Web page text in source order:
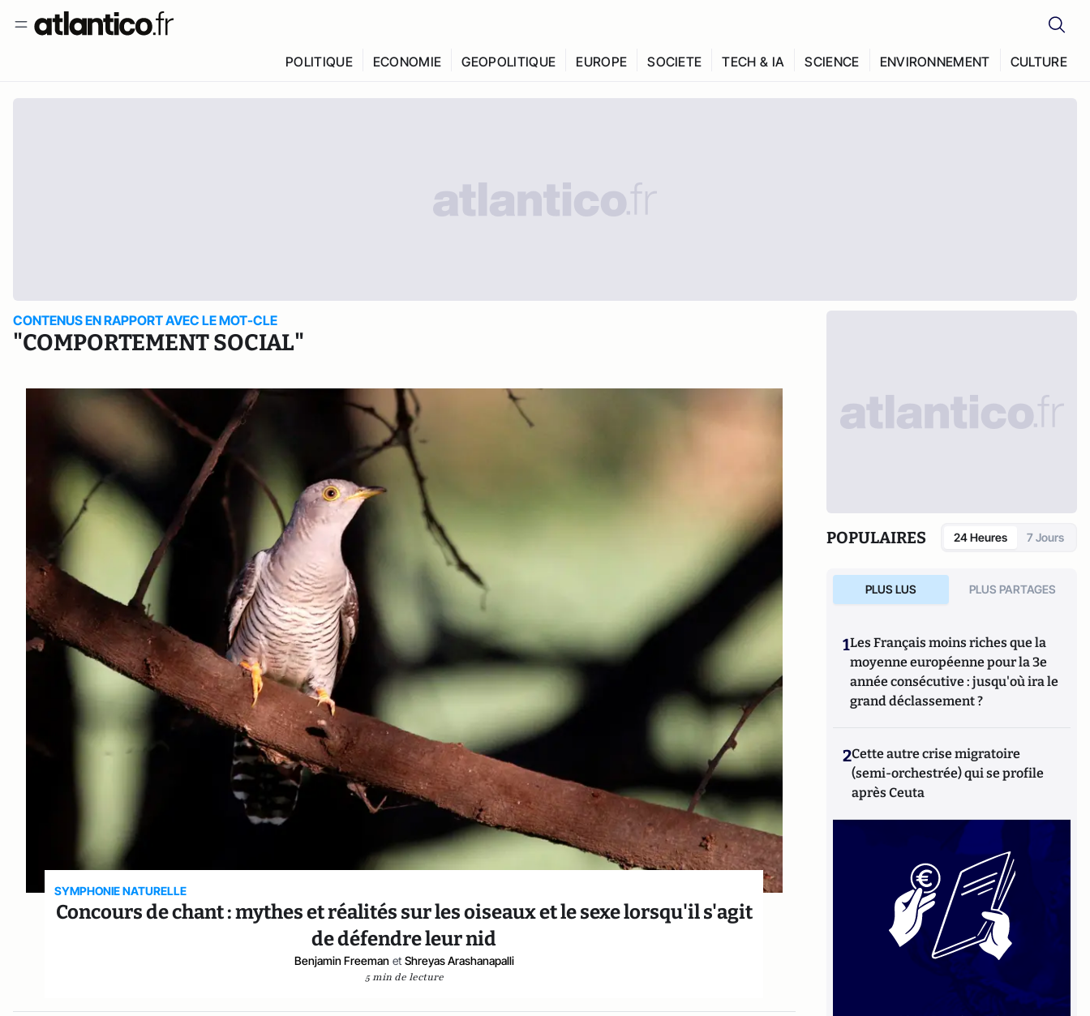
POLITIQUE ECONOMIE GEOPOLITIQUE EUROPE SOCIETE TECH & IA SCIENCE ENVIRONNEMENT CULTURE
CONTENUS EN RAPPORT AVEC LE MOT-CLE
"COMPORTEMENT SOCIAL"
SYMPHONIE NATURELLE
Concours de chant : mythes et réalités sur les oiseaux et le sexe lorsqu'il s'agit
de défendre leur nid
Benjamin Freeman et Shreyas Arashanapalli
5 min de lecture
POPULAIRES 24 Heures 7 Jours
PLUS LUS PLUS PARTAGES
1Les Français moins riches que la
moyenne européenne pour la 3e
année consécutive : jusqu'où ira le
grand déclassement ?
2Cette autre crise migratoire
(semi-orchestrée) qui se profile
après Ceuta